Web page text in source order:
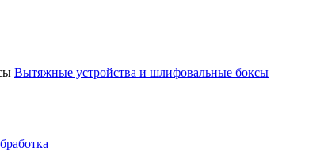
Вытяжные устройства и шлифовальные боксы